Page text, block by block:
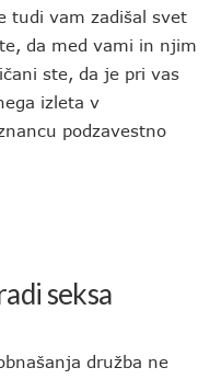
tudi vam zadišal svet
da med vami in njim
ste, da je pri vas
izleta v
podzavestno
seksa
družba ne